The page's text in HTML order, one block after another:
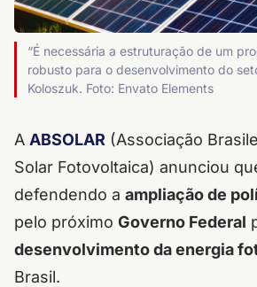
“É necessária a estruturação de um
robusto para o desenvolvimento do
Koloszuk. Foto: Envato Elements
A ABSOLAR (Associação
Solar Fotovoltaica) anunciou
defendendo a ampliação de
pelo próximo Governo Federal
desenvolvimento da energia
Brasil.